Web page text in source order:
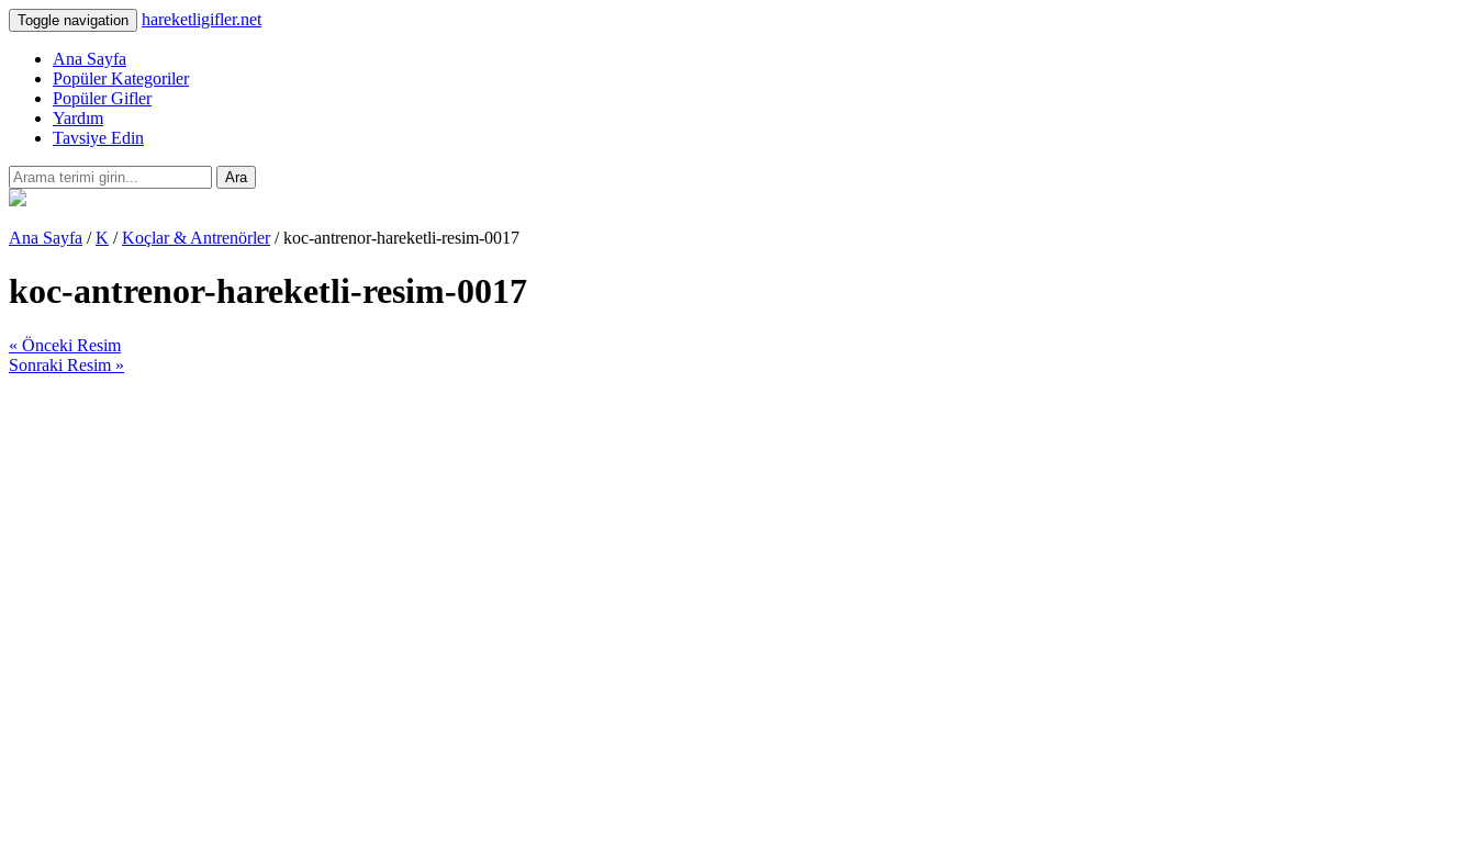
Toggle navigation hareketligifler.net
Ana Sayfa
Popüler Kategoriler
Popüler Gifler
Yardım
Tavsiye Edin
Ara
Ana Sayfa /K /Koçlar & Antrenörler/ koc-antrenor-hareketli-resim-0017
koc-antrenor-hareketli-resim-0017
« Önceki Resim
Sonraki Resim »